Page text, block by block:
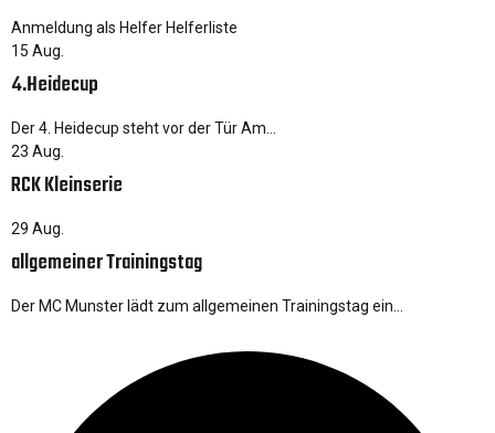
Anmeldung als Helfer Helferliste
15 Aug.
4.Heidecup
Der 4. Heidecup steht vor der Tür Am…
23 Aug.
RCK Kleinserie
29 Aug.
allgemeiner Trainingstag
Der MC Munster lädt zum allgemeinen Trainingstag ein…